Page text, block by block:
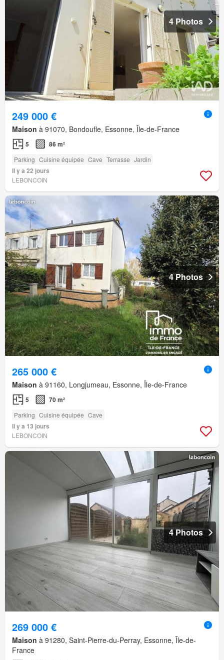
4 Photos
249 000 €
Maison à 91070, Bondoufle, Essonne, Île-de-France
5 86 m²
Parking Cuisine équipée Cave Terrasse Jardin
Il y a 22 jours
LEBONCOIN
4 Photos
265 000 €
Maison à 91160, Longjumeau, Essonne, Île-de-France
5 70 m²
Parking Cuisine équipée Cave
Il y a 13 jours
LEBONCOIN
4 Photos
269 000 €
Maison à 91280, Saint-Pierre-du-Perray, Essonne, Île-de-
France